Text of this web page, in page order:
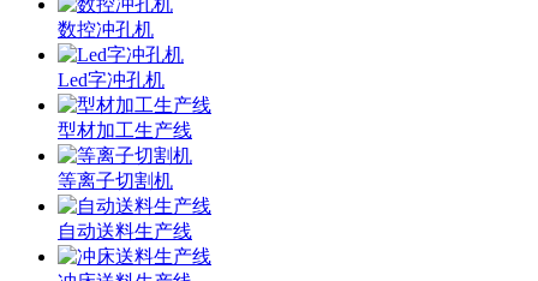
数控冲孔机
Led字冲孔机
型材加工生产线
等离子切割机
自动送料生产线